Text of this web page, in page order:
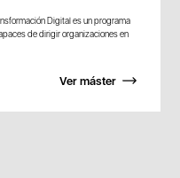
Digital es un programa
de dirigir organizaciones en
Ver máster